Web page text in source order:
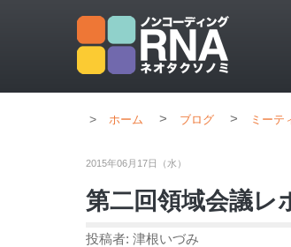
ホーム > ブログ > ミーテ
2015年06月17日（水）
第二回領域会議レ
投稿者: 津根いづみ